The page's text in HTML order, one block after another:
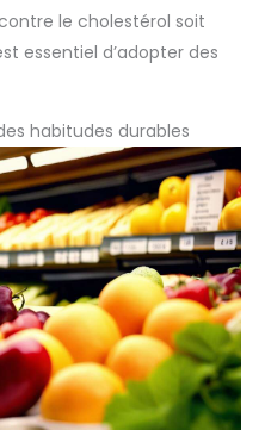
le cholestérol soit
essentiel d’adopter des
habitudes durables